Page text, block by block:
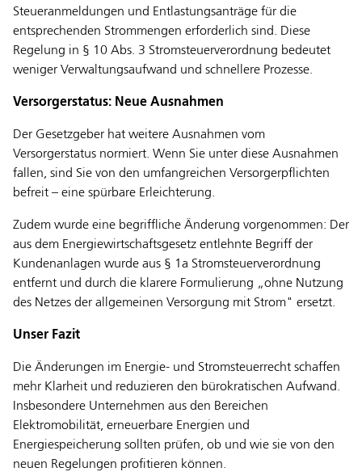
Steueranmeldungen und Entlastungsanträge für die
entsprechenden Strommengen erforderlich sind. Diese
Regelung in § 10 Abs. 3 Stromsteuerverordnung bedeutet
weniger Verwaltungsaufwand und schnellere Prozesse.
Versorgerstatus: Neue Ausnahmen
Der Gesetzgeber hat weitere Ausnahmen vom
Versorgerstatus normiert. Wenn Sie unter diese Ausnahmen
fallen, sind Sie von den umfangreichen Versorgerpflichten
befreit – eine spürbare Erleichterung.
Zudem wurde eine begriffliche Änderung vorgenommen: Der
aus dem Energiewirtschaftsgesetz entlehnte Begriff der
Kundenanlagen wurde aus § 1a Stromsteuerverordnung
entfernt und durch die klarere Formulierung „ohne Nutzung
des Netzes der allgemeinen Versorgung mit Strom" ersetzt.
Unser Fazit
Die Änderungen im Energie- und Stromsteuerrecht schaffen
mehr Klarheit und reduzieren den bürokratischen Aufwand.
Insbesondere Unternehmen aus den Bereichen
Elektromobilität, erneuerbare Energien und
Energiespeicherung sollten prüfen, ob und wie sie von den
neuen Regelungen profitieren können.